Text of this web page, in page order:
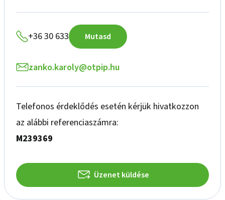
+36 30 633 Mutasd
zanko.karoly@otpip.hu
Telefonos érdeklődés esetén kérjük hivatkozzon
az alábbi referenciaszámra:
M239369
Üzenet küldése